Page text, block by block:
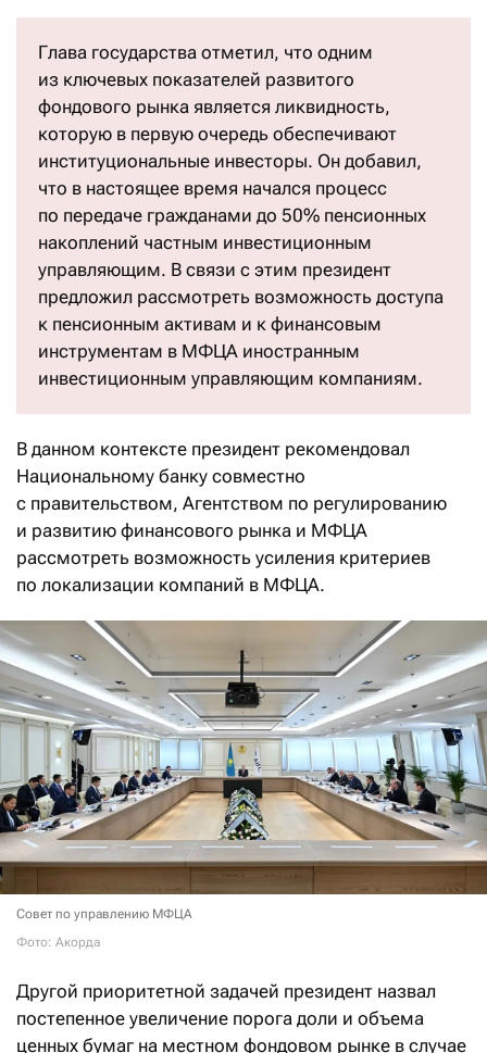
Глава государства отметил, что одним
из ключевых показателей развитого
фондового рынка является ликвидность,
которую в первую очередь обеспечивают
институциональные инвесторы. Он добавил,
что в настоящее время начался процесс
по передаче гражданами до 50% пенсионных
накоплений частным инвестиционным
управляющим. В связи с этим президент
предложил рассмотреть возможность доступа
к пенсионным активам и к финансовым
инструментам в МФЦА иностранным
инвестиционным управляющим компаниям.
В данном контексте президент рекомендовал
Национальному банку совместно
с правительством, Агентством по регулированию
и развитию финансового рынка и МФЦА
рассмотреть возможность усиления критериев
по локализации компаний в МФЦА.
Совет по управлению МФЦА
Фото: Акорда
Другой приоритетной задачей президент назвал
постепенное увеличение порога доли и объема
ценных бумаг на местном фондовом рынке в случае